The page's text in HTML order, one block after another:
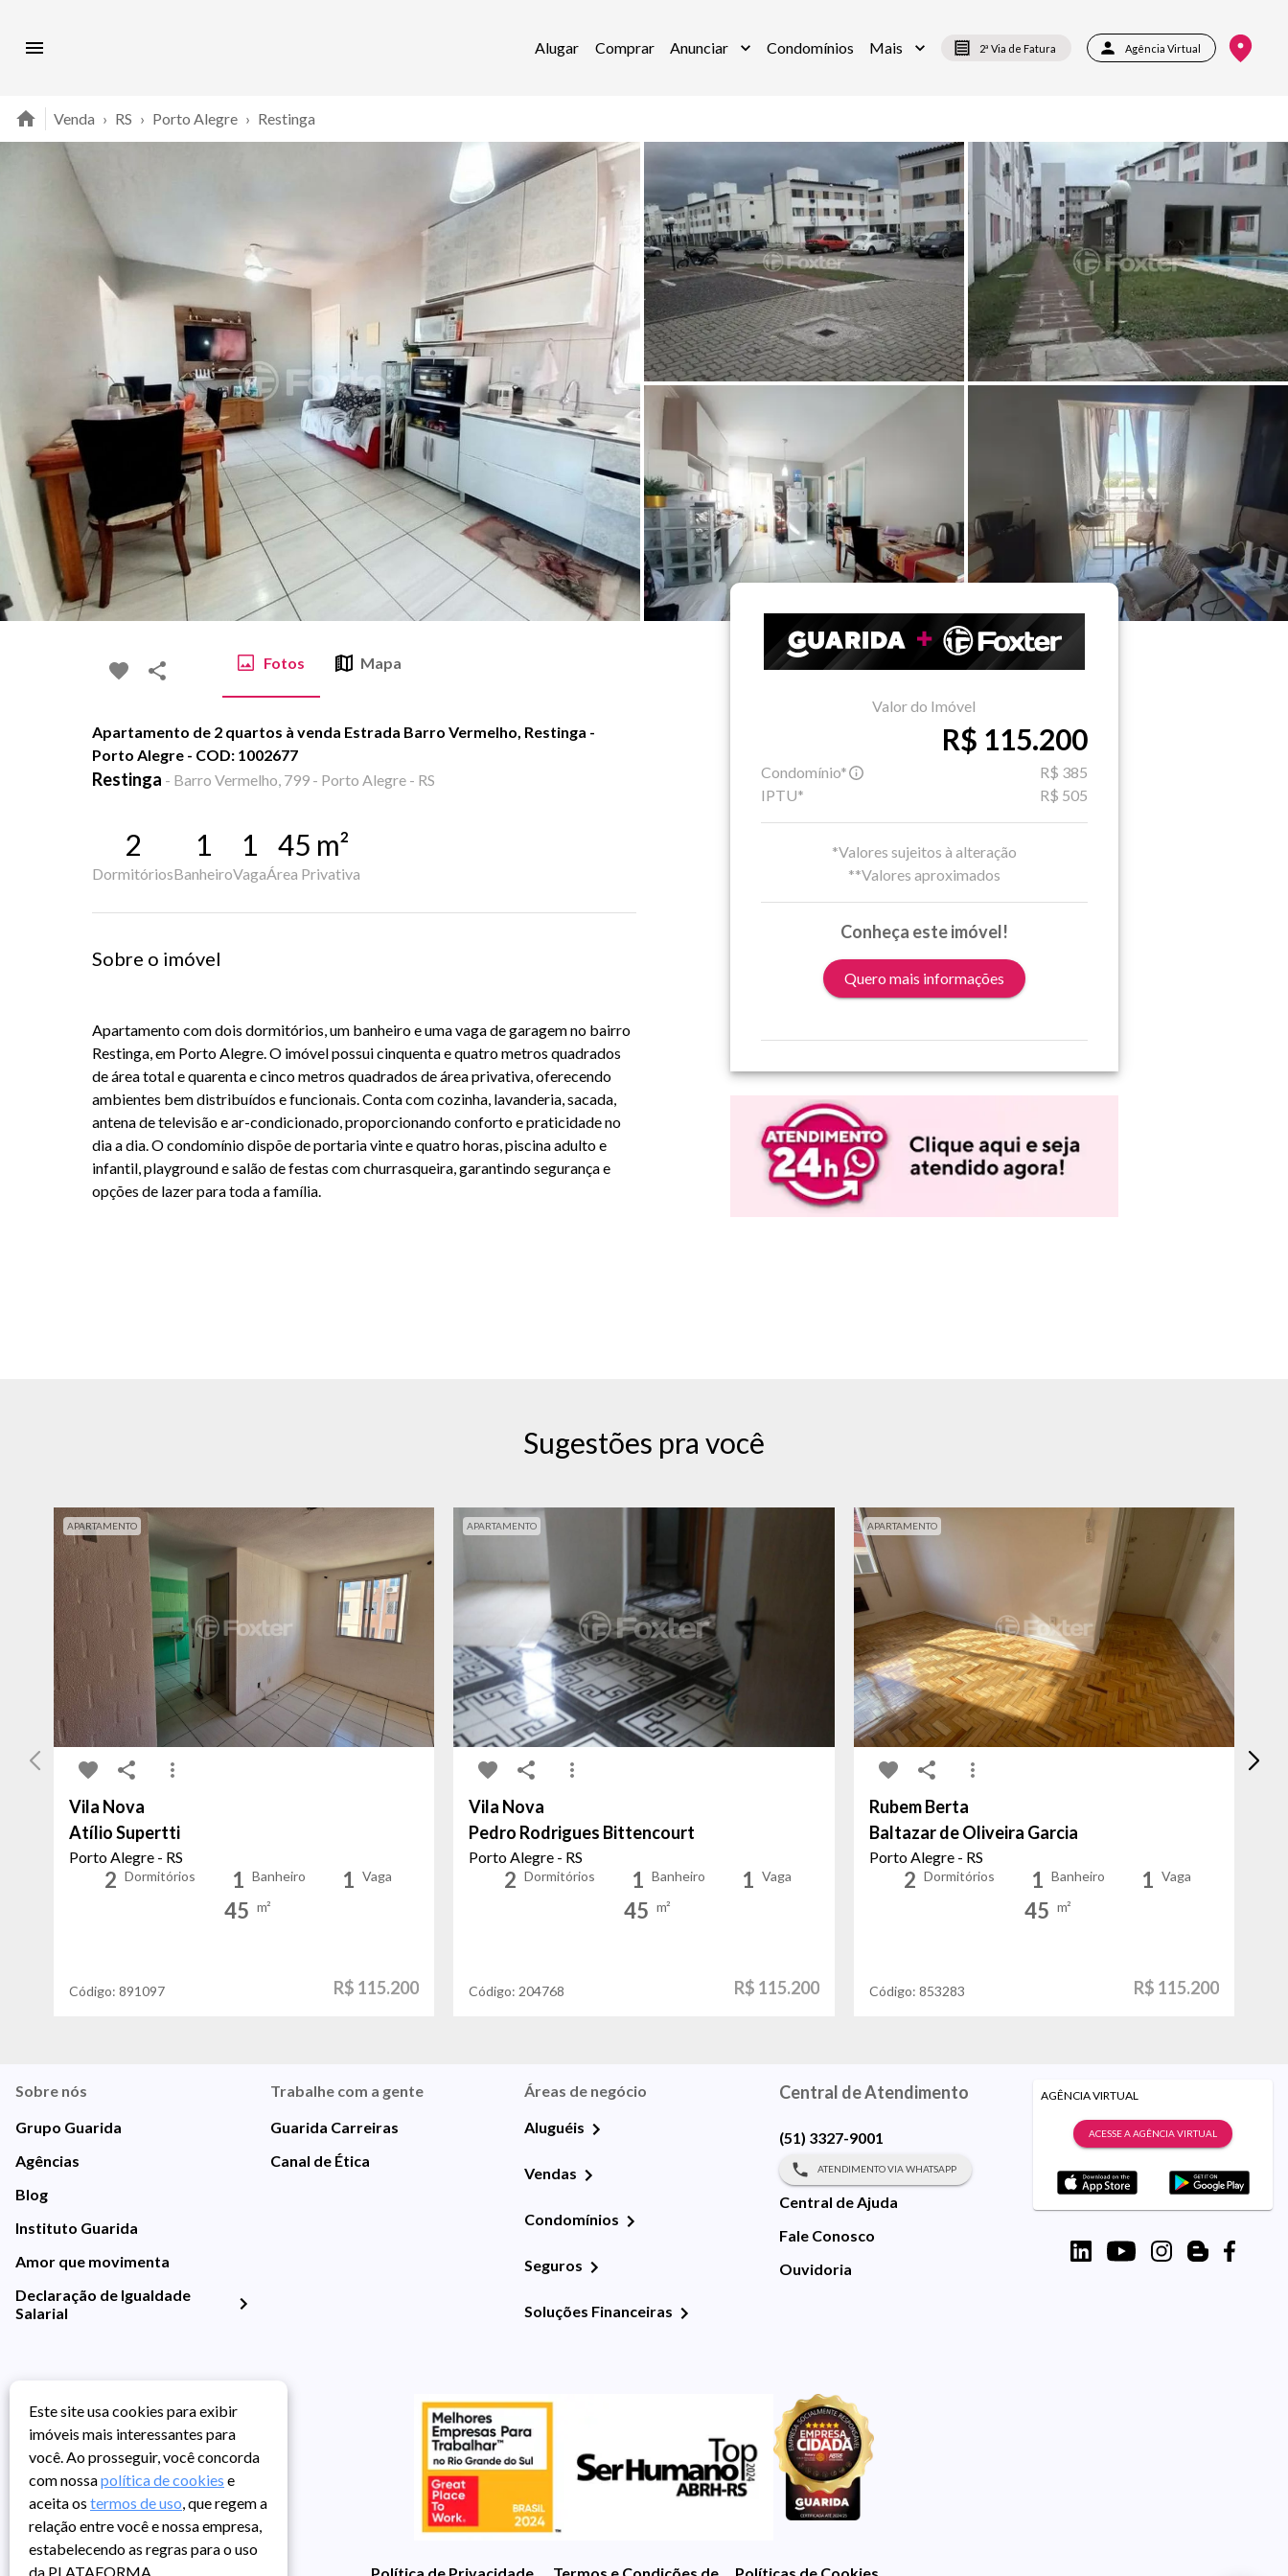
Alugar Comprar Anunciar Condomínios Mais 2ª Via de Fatura Agência Virtual
Venda › RS › Porto Alegre › Restinga
Fotos Mapa
Apartamento de 2 quartos à venda Estrada Barro Vermelho, Restinga -
Porto Alegre - COD: 1002677
Restinga - Barro Vermelho, 799 - Porto Alegre - RS
2
Dormitórios
1
Banheiro
1
Vaga
45 m²
Área Privativa
Sobre o imóvel
Apartamento com dois dormitórios, um banheiro e uma vaga de garagem no bairro
Restinga, em Porto Alegre. O imóvel possui cinquenta e quatro metros quadrados
de área total e quarenta e cinco metros quadrados de área privativa, oferecendo
ambientes bem distribuídos e funcionais. Conta com cozinha, lavanderia, sacada,
antena de televisão e ar-condicionado, proporcionando conforto e praticidade no
dia a dia. O condomínio dispõe de portaria vinte e quatro horas, piscina adulto e
infantil, playground e salão de festas com churrasqueira, garantindo segurança e
opções de lazer para toda a família.
Valor do Imóvel
R$ 115.200
Condomínio*
R$ 385
IPTU*
R$ 505
*Valores sujeitos à alteração
**Valores aproximados
Conheça este imóvel!
Quero mais informações
Sugestões pra você
APARTAMENTO
Vila Nova
Atílio Supertti
Porto Alegre - RS
2 Dormitórios 1 Banheiro 1 Vaga
45 m²
Código: 891097 R$ 115.200
APARTAMENTO
Vila Nova
Pedro Rodrigues Bittencourt
Porto Alegre - RS
2 Dormitórios 1 Banheiro 1 Vaga
45 m²
Código: 204768 R$ 115.200
APARTAMENTO
Rubem Berta
Baltazar de Oliveira Garcia
Porto Alegre - RS
2 Dormitórios 1 Banheiro 1 Vaga
45 m²
Código: 853283 R$ 115.200
Sobre nós
Grupo Guarida
Agências
Blog
Instituto Guarida
Amor que movimenta
Declaração de Igualdade
Salarial
Trabalhe com a gente
Guarida Carreiras
Canal de Ética
Áreas de negócio
Aluguéis
Vendas
Condomínios
Seguros
Soluções Financeiras
Central de Atendimento
(51) 3327-9001
ATENDIMENTO VIA WHATSAPP
Central de Ajuda
Fale Conosco
Ouvidoria
AGÊNCIA VIRTUAL
ACESSE A AGÊNCIA VIRTUAL
Política de Privacidade Termos e Condições de UsoPolíticas de Cookies
Este site usa cookies para exibir
imóveis mais interessantes para
você. Ao prosseguir, você concorda
com nossapolítica de cookies e
aceita os termos de uso, que regem a
relação entre você e nossa empresa,
estabelecendo as regras para o uso
da PLATAFORMA.